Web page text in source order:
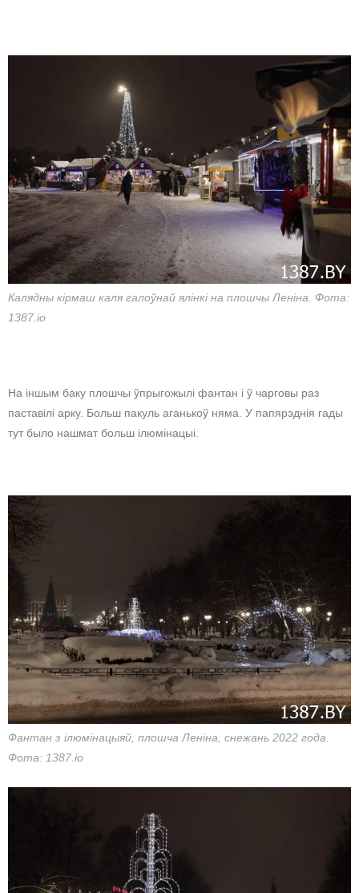
Калядны кірмаш каля галоўнай ялінкі на плошчы Леніна. Фота:
1387.io
На іншым баку плошчы ўпрыгожылі фантан і ў чарговы раз
паставілі арку. Больш пакуль аганькоў няма. У папярэднія гады
тут было нашмат больш ілюмінацыі.
Фантан з ілюмінацыяй, плошча Леніна, снежань 2022 года.
Фота: 1387.io